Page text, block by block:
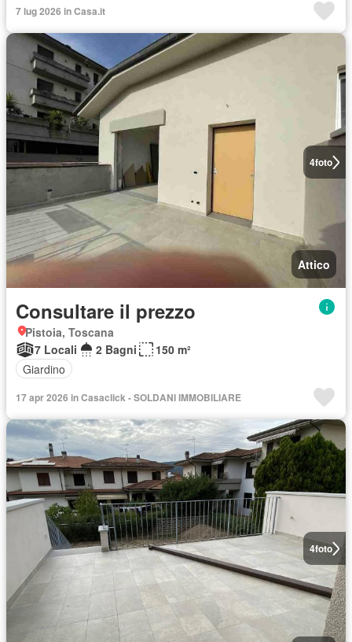
7 lug 2026 in Casa.it
4foto
Attico
Consultare il prezzo
Pistoia, Toscana
7 Locali
2 Bagni
150 m²
Giardino
17 apr 2026 in Casaclick - SOLDANI IMMOBILIARE
4foto